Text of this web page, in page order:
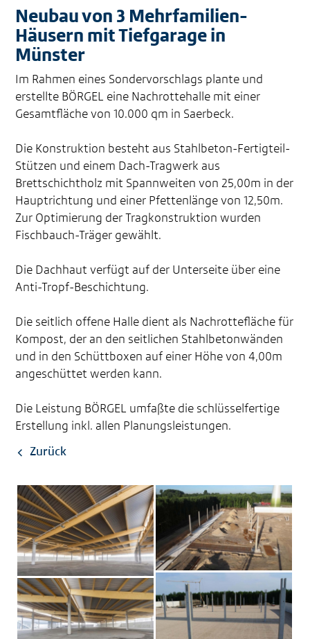
Neubau von 3 Mehrfamilien-
Häusern mit Tiefgarage in
Münster
Im Rahmen eines Sondervorschlags plante und
erstellte BÖRGEL eine Nachrottehalle mit einer
Gesamtfläche von 10.000 qm in Saerbeck.
Die Konstruktion besteht aus Stahlbeton-Fertigteil-
Stützen und einem Dach-Tragwerk aus
Brettschichtholz mit Spannweiten von 25,00m in der
Hauptrichtung und einer Pfettenlänge von 12,50m.
Zur Optimierung der Tragkonstruktion wurden
Fischbauch-Träger gewählt.
Die Dachhaut verfügt auf der Unterseite über eine
Anti-Tropf-Beschichtung.
Die seitlich offene Halle dient als Nachrottefläche für
Kompost, der an den seitlichen Stahlbetonwänden
und in den Schüttboxen auf einer Höhe von 4,00m
angeschüttet werden kann.
Die Leistung BÖRGEL umfaßte die schlüsselfertige
Erstellung inkl. allen Planungsleistungen.
Zurück